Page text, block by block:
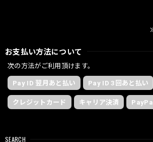
お支払い方法について
次の方法がご利用頂けます。
Pay ID 翌月あと払い Pay ID 3回あと払い
クレジットカード キャリア決済 PayPal
SEARCH